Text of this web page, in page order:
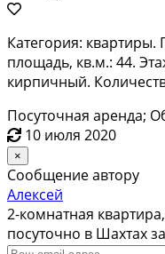
Категория:
площадь, кв.м.: 44.
кирпичный.
Посуточная аренда;
10 июля 2020
×
Сообщение автору
Алексей
2-комнатная
посуточно в Шахтах за